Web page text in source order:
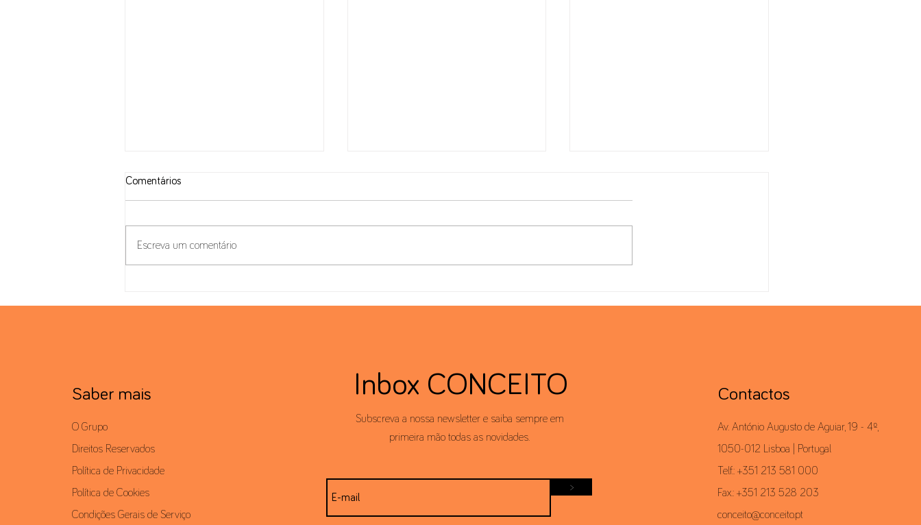
Comentários
Escreva um comentário
Saber mais
O Grupo
Direitos Reservados
Política de Privacidade
Política de Cookies
Condições Gerais de Serviço
Inbox CONCEITO
Subscreva a nossa newsletter e saiba sempre em
primeira mão todas as novidades.
>
Contactos
Av. António Augusto de Aguiar, 19 - 4º,
1050-012 Lisboa | Portugal
Telf.: +351 213 581 000
Fax.: +351 213 528 203
conceito@conceito.pt